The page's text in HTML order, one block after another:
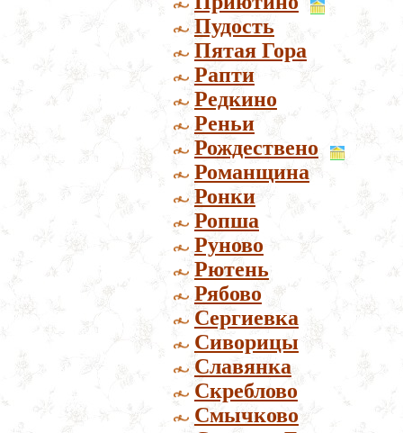
Пудость
Пятая Гора
Рапти
Редкино
Реньи
Рождествено
Романщина
Ронки
Ропша
Руново
Рютень
Рябово
Сергиевка
Сиворицы
Славянка
Скреблово
Смычково